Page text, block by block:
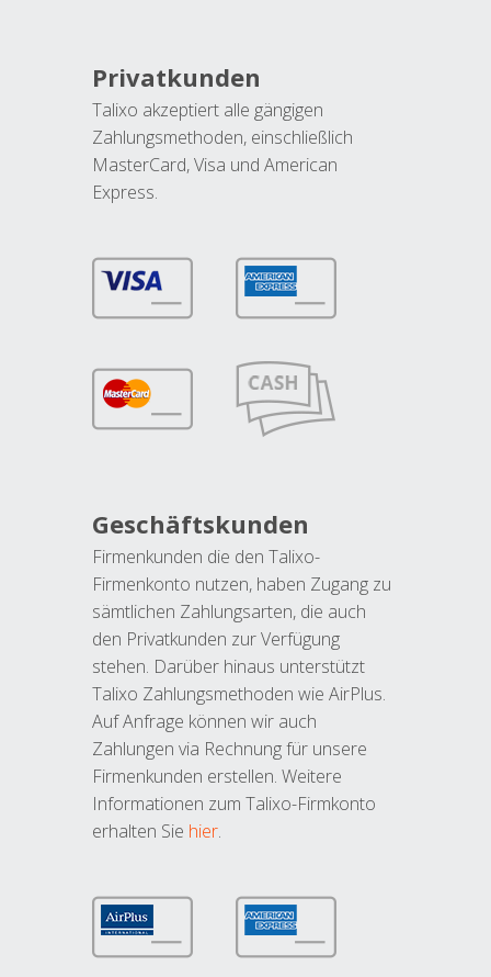
Privatkunden
Talixo akzeptiert alle gängigen
Zahlungsmethoden, einschließlich
MasterCard, Visa und American
Express.
Geschäftskunden
Firmenkunden die den Talixo-
Firmenkonto nutzen, haben Zugang zu
sämtlichen Zahlungsarten, die auch
den Privatkunden zur Verfügung
stehen. Darüber hinaus unterstützt
Talixo Zahlungsmethoden wie AirPlus.
Auf Anfrage können wir auch
Zahlungen via Rechnung für unsere
Firmenkunden erstellen. Weitere
Informationen zum Talixo-Firmkonto
erhalten Sie hier.